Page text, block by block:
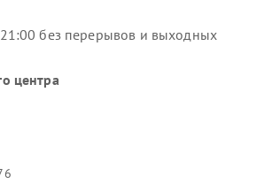
без перерывов и выходных
центра